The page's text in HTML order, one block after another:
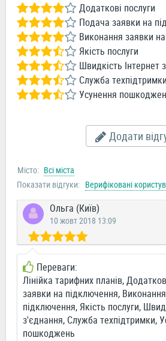
Додаткові послуги
Подача заявки на
Виконання заявки
Якість послуги
Швидкість Інтернет
Служба техпідтримки
Усунення
Додати
Місто: Всі міста
Показати відгуки: Верифіковані
Ольга (Київ)
10 жовт 2018 13:09
Переваги:
Лінійка тарифних планів,
заявки на підключення,
підключення, Якість послуги,
з'єднання, Служба техпідтримки,
пошкоджень